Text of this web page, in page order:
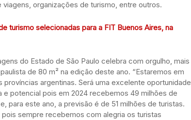
organizações de turismo, entre outros.
turismo selecionadas para a FIT Buenos Aires, na
do Estado de São Paulo celebra com orgulho, mais
de 80 m² na edição deste ano. “Estaremos em
argentinas. Será uma excelente oportunidade
e potencial pois em 2024 recebemos 49 milhões de
para este ano, a previsão é de 51 milhões de turistas.
sempre recebemos com alegria os turistas